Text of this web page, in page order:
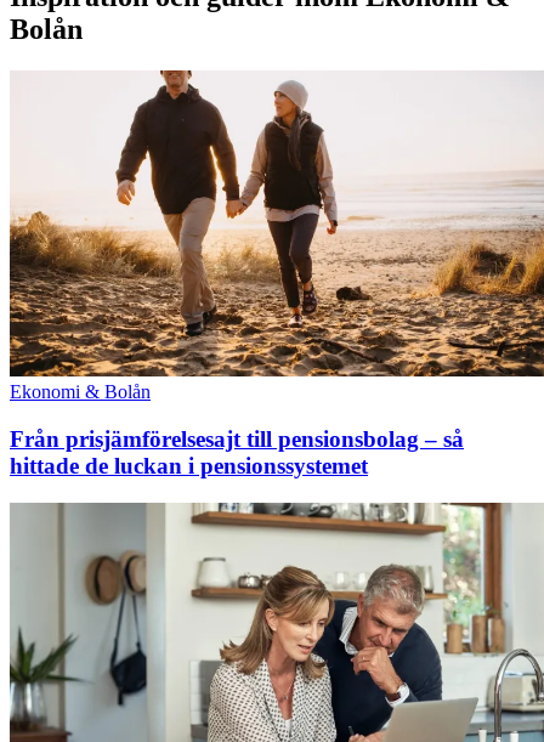
Bolån
Ekonomi & Bolån
Från prisjämförelsesajt till pensionsbolag – så
hittade de luckan i pensionssystemet